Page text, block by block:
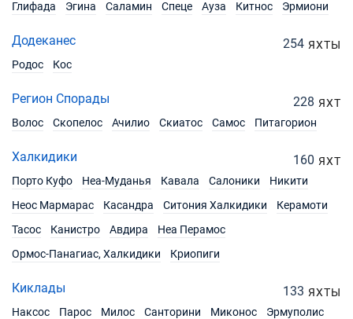
Глифада Эгина Саламин Спеце Ауза Китнос Эрмиони
Додеканес 254 ЯХТЫ
Родос
Кос
Регион Спорады 228 ЯХТ
Волос
Скопелос Ачилио Скиатос Самос Питагорион
Халкидики 160 ЯХТ
Порто Куфо
Неа-Муданья Кавала Салоники
Никити
Неос Мармарас
Касандра Ситония Халкидики
Керамоти
Тасос
Канистро Авдира
Неа Перамос
Ормос-Панагиас, Халкидики
Криопиги
Киклады 133 ЯХТЫ
Наксос
Парос Милос Санторини Миконос Эрмуполис